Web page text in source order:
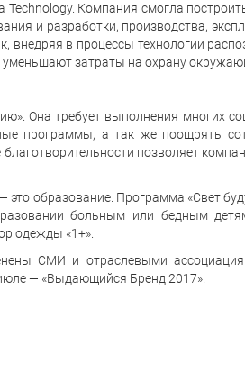
Technology. Компания смогла
и разработки, производства,
в процессы технологии
уменьшают затраты на охрану
Она требует выполнения многих
программы, а так же поощрять
позволяет
образование. Программа «Свет
больным или бедным
одежды «1+».
СМИ и отраслевыми
— «Выдающийся Бренд 2017».